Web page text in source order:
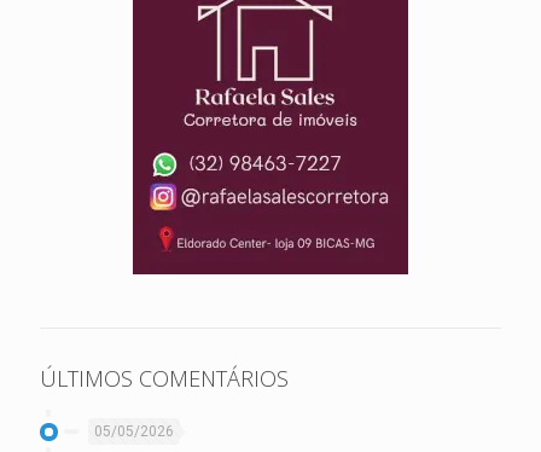
ÚLTIMOS COMENTÁRIOS
05/05/2026